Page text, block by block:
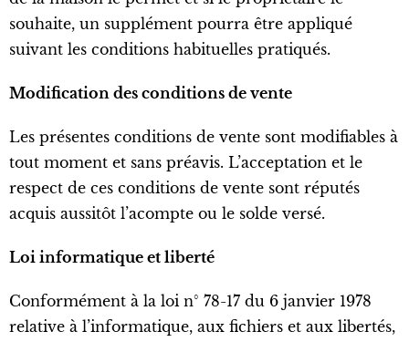
souhaite, un supplément pourra être appliqué
suivant les conditions habituelles pratiqués.
Modification des conditions de vente
Les présentes conditions de vente sont modifiables à
tout moment et sans préavis. L’acceptation et le
respect de ces conditions de vente sont réputés
acquis aussitôt l’acompte ou le solde versé.
Loi informatique et liberté
Conformément à la loi n° 78-17 du 6 janvier 1978
relative à l’informatique, aux fichiers et aux libertés,